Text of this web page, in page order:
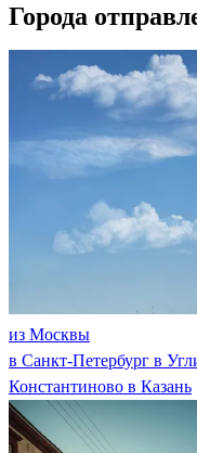
Города
из Москвы
в Санкт-Петербург в
Константиново в Казань